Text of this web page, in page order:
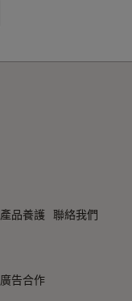
產品養護 聯絡我們
廣告合作